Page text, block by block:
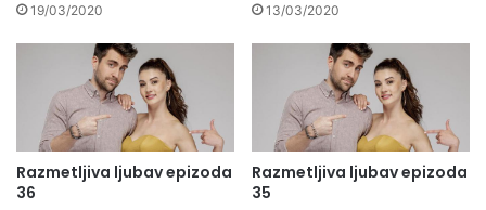
19/03/2020 13/03/2020
Razmetljiva ljubav epizoda
36
Razmetljiva ljubav epizoda
35